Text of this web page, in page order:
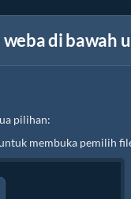
di bawah
pilihan:
membuka pemilih